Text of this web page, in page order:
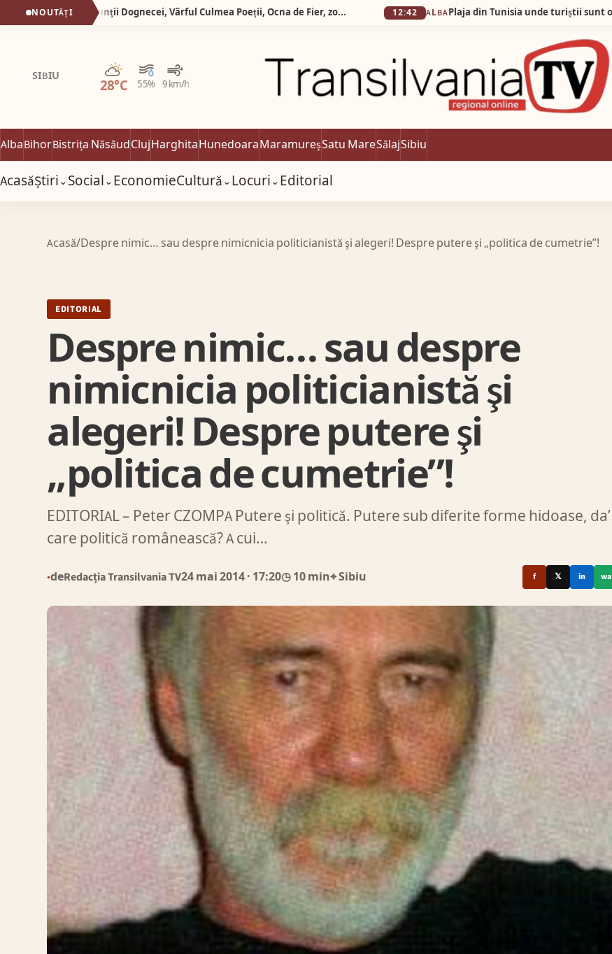
NOUTĂȚI Silva Logistic Services. Munții Dognecei, Vârful Culmea Poeții, Ocna de Fier, zone desprinse dintr-o poveste în care timpul a uitat să mai grabească pașii oamenilor. 12:42 ALBA
SIBIU
28°C 55% 9 km/h
Parțial noros
AlbaBihorBistrița NăsăudClujHarghitaHunedoaraMaramureșSatu MareSălajSibiu
AcasăȘtiri⌄Social⌄EconomieCultură⌄Locuri⌄Editorial
Acasă/Despre nimic… sau despre nimicnicia politicianistă şi alegeri! Despre putere şi „politica de cumetrie”!
EDITORIAL
Despre nimic… sau despre
nimicnicia politicianistă şi
alegeri! Despre putere şi
„politica de cumetrie”!
EDITORIAL – Peter CZOMPA Putere şi politică. Putere sub diferite forme hidoase, da’
care politică românească? A cui…
●deRedacția Transilvania TV24 mai 2014· 17:20◷ 10 min⌖ Sibiu f 𝕏 in wa